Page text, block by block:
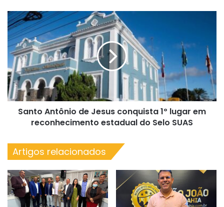
Santo
Antônio
de
Jesus
conquista
1º
lugar
em
reconhecimento
estadual
SUAS
Santo Antônio de Jesus conquista 1º lugar em
reconhecimento estadual do Selo SUAS
Artigos relacionados